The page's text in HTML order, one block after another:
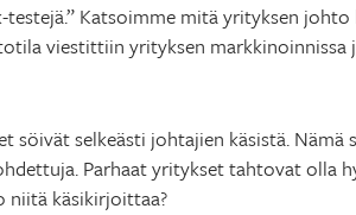
Katsoimme mitä yrityksen johto
viestittiin yrityksen markkinoinnissa
söivät selkeästi johtajien käsistä.
Parhaat yritykset tahtovat olla
niitä käsikirjoittaa?